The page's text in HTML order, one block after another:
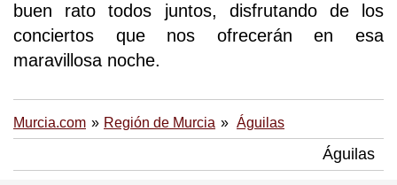
buen rato todos juntos, disfrutando de los
conciertos que nos ofrecerán en esa
maravillosa noche.
Murcia.com Región de Murcia Águilas
Águilas